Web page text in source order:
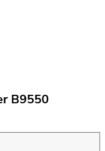
B9550